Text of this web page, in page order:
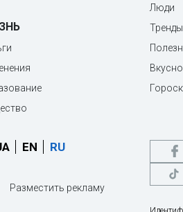
Люди
Тренды
Вкусно
EN RU
Разместить рекламу